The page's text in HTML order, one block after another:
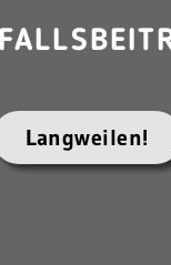
Langweilen!